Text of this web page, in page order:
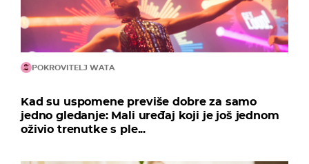
POKROVITELJ WATA
Kad su uspomene previše dobre za samo
jedno gledanje: Mali uređaj koji je još jednom
oživio trenutke s ple...